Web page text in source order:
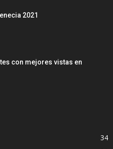
2021
con mejores vistas en
34